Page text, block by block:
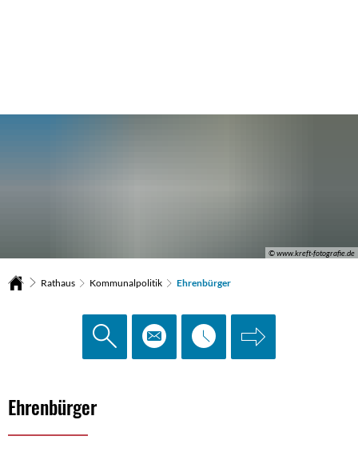
© www.kreft-fotografie.de
Rathaus Kommunalpolitik Ehrenbürger
Ehrenbürger
Ehrenbürger